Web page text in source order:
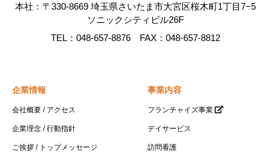
です。訪問介護員だけでなく看護師なども連携し
ているため、介護と看護の一体的なサービス提供
を受けることもできます。
本社：〒330-8669 埼玉県さいたま市大宮区桜木町1丁目7−5
ソニックシティビル26F
TEL：048-657-8876 FAX：048-657-8812
企業情報
会社概要 / アクセス
企業理念 / 行動指針
ご挨拶 / トップメッセージ
事業内容
フランチャイズ事業
デイサービス
訪問看護